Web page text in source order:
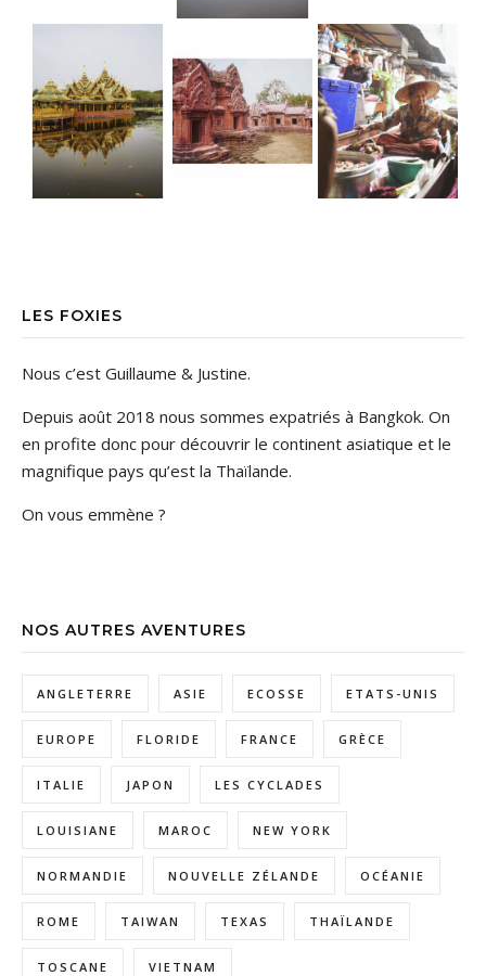
LES FOXIES
Nous c’est Guillaume & Justine.
Depuis août 2018 nous sommes expatriés à Bangkok. On
en profite donc pour découvrir le continent asiatique et le
magnifique pays qu’est la Thaïlande.
On vous emmène ?
NOS AUTRES AVENTURES
ANGLETERRE ASIE ECOSSE ETATS-UNIS
EUROPE FLORIDE FRANCE GRÈCE
ITALIE JAPON LES CYCLADES
LOUISIANE MAROC NEW YORK
NORMANDIE NOUVELLE ZÉLANDE OCÉANIE
ROME TAIWAN TEXAS THAÏLANDE
TOSCANE VIETNAM